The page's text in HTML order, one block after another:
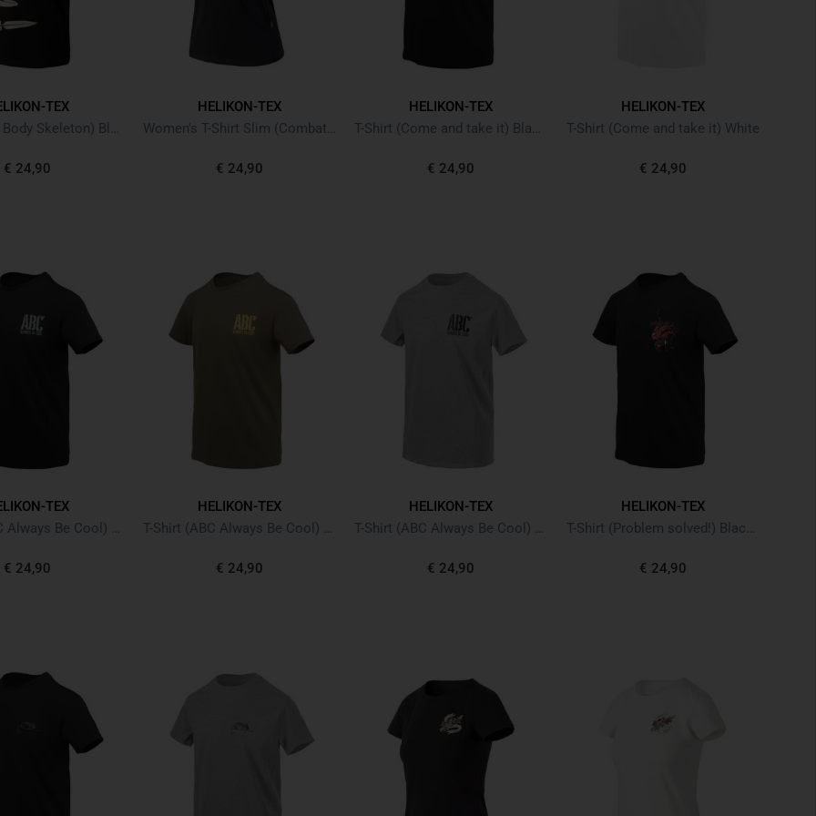
TEX
€ 24,90
HELIKON-TEX
€ 24,90
HELIKON-TEX
€ 24,90
HELIKON-TEX
T-Shirt (Come and take it) White
€ 24,90
TEX
€ 24,90
HELIKON-TEX
€ 24,90
HELIKON-TEX
€ 24,90
HELIKON-TEX
€ 24,90